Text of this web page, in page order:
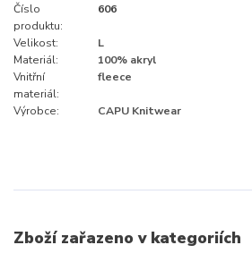
Číslo
produktu:
606
Velikost:
L
Materiál:
100% akryl
Vnitřní
materiál:
fleece
Výrobce: CAPU Knitwear
Zboží zařazeno v kategoriích